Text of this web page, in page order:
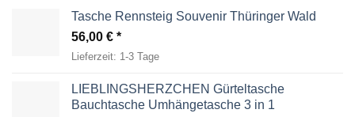
Tasche Rennsteig Souvenir Thüringer Wald
56,00 €
Lieferzeit: 1-3 Tage
LIEBLINGSHERZCHEN Gürteltasche
Bauchtasche Umhängetasche 3 in 1